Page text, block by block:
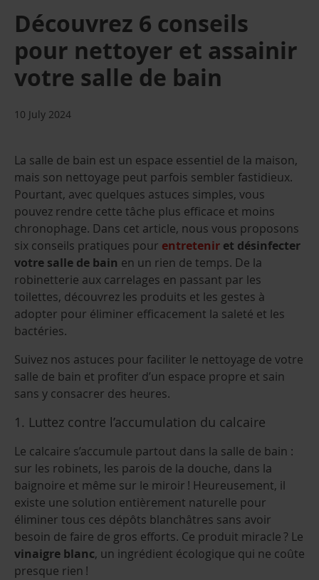
Découvrez 6 conseils
pour nettoyer et assainir
votre salle de bain
10 July 2024
La salle de bain est un espace essentiel de la maison,
mais son nettoyage peut parfois sembler fastidieux.
Pourtant, avec quelques astuces simples, vous
pouvez rendre cette tâche plus efficace et moins
chronophage. Dans cet article, nous vous proposons
six conseils pratiques pour entretenir et désinfecter
votre salle de bain en un rien de temps. De la
robinetterie aux carrelages en passant par les
toilettes, découvrez les produits et les gestes à
adopter pour éliminer efficacement la saleté et les
bactéries.
Suivez nos astuces pour faciliter le nettoyage de votre
salle de bain et profiter d’un espace propre et sain
sans y consacrer des heures.
1. Luttez contre l’accumulation du calcaire
Le calcaire s’accumule partout dans la salle de bain :
sur les robinets, les parois de la douche, dans la
baignoire et même sur le miroir ! Heureusement, il
existe une solution entièrement naturelle pour
éliminer tous ces dépôts blanchâtres sans avoir
besoin de faire de gros efforts. Ce produit miracle ? Le
vinaigre blanc, un ingrédient écologique qui ne coûte
presque rien !